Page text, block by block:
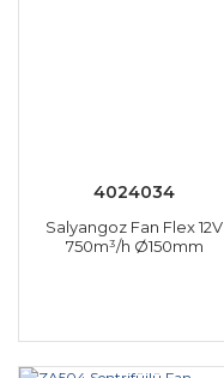
4024034
Salyangoz Fan Flex 12V
750m³/h Ø150mm